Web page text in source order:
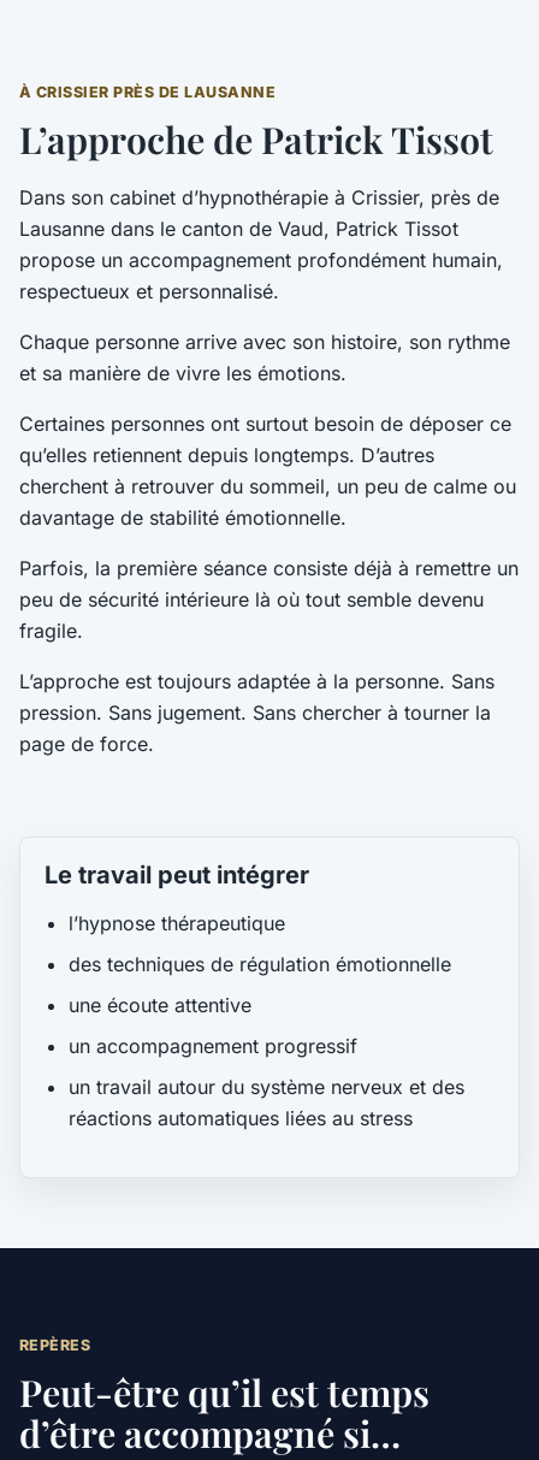
À CRISSIER PRÈS DE LAUSANNE
L’approche de Patrick Tissot
Dans son cabinet d’hypnothérapie à Crissier, près de
Lausanne dans le canton de Vaud, Patrick Tissot
propose un accompagnement profondément humain,
respectueux et personnalisé.
Chaque personne arrive avec son histoire, son rythme
et sa manière de vivre les émotions.
Certaines personnes ont surtout besoin de déposer ce
qu’elles retiennent depuis longtemps. D’autres
cherchent à retrouver du sommeil, un peu de calme ou
davantage de stabilité émotionnelle.
Parfois, la première séance consiste déjà à remettre un
peu de sécurité intérieure là où tout semble devenu
fragile.
L’approche est toujours adaptée à la personne. Sans
pression. Sans jugement. Sans chercher à tourner la
page de force.
Le travail peut intégrer
l’hypnose thérapeutique
des techniques de régulation émotionnelle
une écoute attentive
un accompagnement progressif
un travail autour du système nerveux et des
réactions automatiques liées au stress
REPÈRES
Peut-être qu’il est temps
d’être accompagné si…